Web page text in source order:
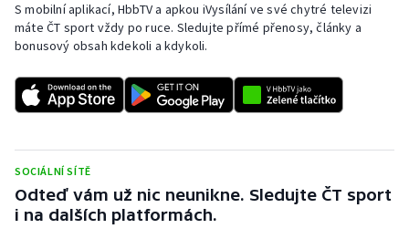
Short track
Sportovní střelba
Triatlon
Veslování
S mobilní aplikací, HbbTV a apkou iVysílání ve své chytré televizi
máte ČT sport vždy po ruce. Sledujte přímé přenosy, články a
bonusový obsah kdekoli a kdykoli.
SOCIÁLNÍ SÍTĚ
Odteď vám už nic neunikne. Sledujte ČT sport
i na dalších platformách.